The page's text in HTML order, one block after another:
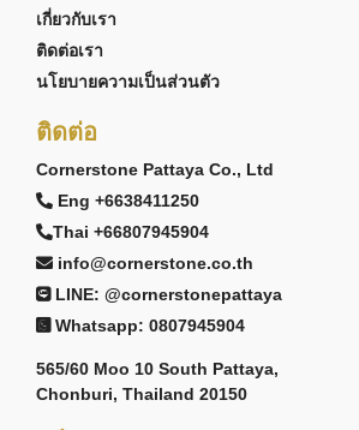
เกี่ยวกับเรา
ติดต่อเรา
นโยบายความเป็นส่วนตัว
ติดต่อ
Cornerstone Pattaya Co., Ltd
Eng +6638411250
Thai +66807945904
info@cornerstone.co.th
LINE: @cornerstonepattaya
Whatsapp: 0807945904
565/60 Moo 10 South Pattaya,
Chonburi, Thailand 20150